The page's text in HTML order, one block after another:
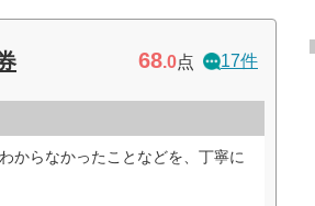
68.0点 17件
からなかったことなどを、丁寧に